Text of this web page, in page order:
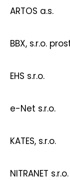
ARTOS a.s.
BBX, s.r.o.
EHS s.r.o.
e-Net s.r.o.
KATES, s.r.o.
NITRANET s.r.o.